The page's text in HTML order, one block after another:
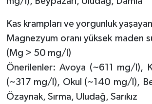
Kas krampları ve yorgunluk
Magnezyum oranı yüksek maden
(Mg > 50 mg/l)
Önerilenler: Avoya (~611 mg/l),
(~317 mg/l), Okul (~140 mg/l),
Özaynak, Sırma, Uludağ, Sarıkız
Türkiye
İletişim